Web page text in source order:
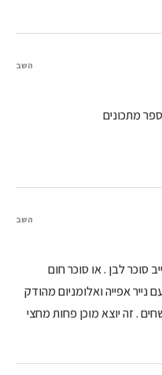
מתכונים
השב
סוכר לבן . או סוכר חום
נייר אפייה ואלומניום מהודק
ולהשחים . זה יוצא מוכן פחות מחצי
השב